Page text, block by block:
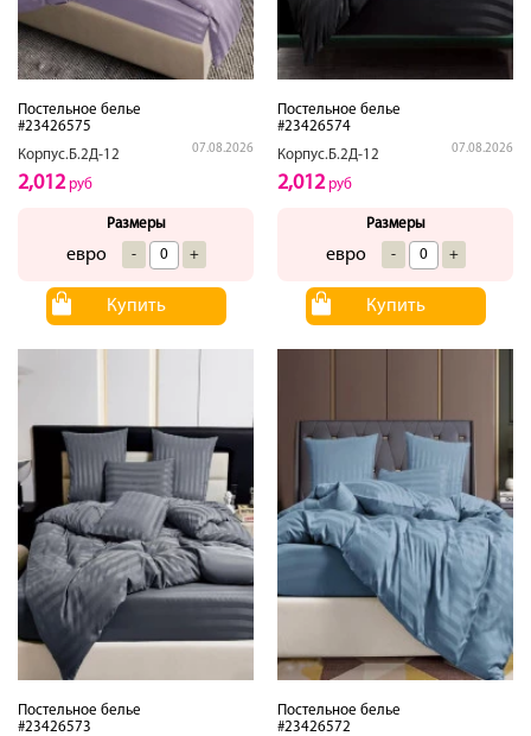
Постельное белье
#23426575
Корпус.Б.2Д-12
07.08.2026
2,012руб
Размеры
евро - +
Купить
Постельное белье
#23426574
Корпус.Б.2Д-12
07.08.2026
2,012руб
Размеры
евро - +
Купить
Постельное белье
#23426573
Постельное белье
#23426572